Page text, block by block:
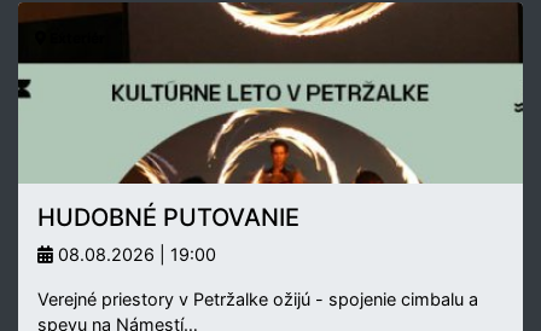
HUDOBNÉ PUTOVANIE
08.08.2026 | 19:00
Verejné priestory v Petržalke ožijú - spojenie cimbalu a
spevu na Námestí…